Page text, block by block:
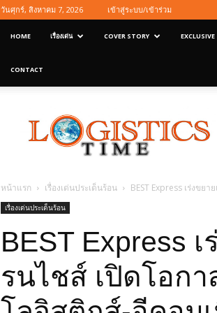
วันศุกร์, สิงหาคม 7, 2026 เข้าสู่ระบบ/เข้าร่วม
HOME เรื่องเด่น COVER STORY EXCLUSIVE
CONTACT
Magazine
หน้าแรก เรื่องเด่นประเด็นร้อน BEST Express เร่งขย
เรื่องเด่นประเด็นร้อน
BEST Express
รนไชส์ เปิดโอก